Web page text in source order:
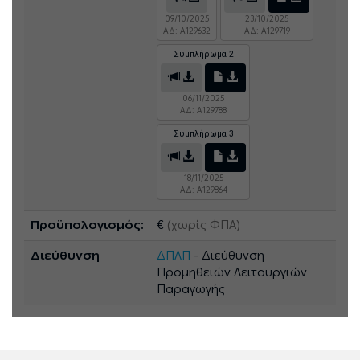
09/10/2025
ΑΔ: A129632
23/10/2025
ΑΔ: A129719
Συμπλήρωμα 2
06/11/2025
ΑΔ: A129788
Συμπλήρωμα 3
18/11/2025
ΑΔ: A129864
Προϋπολογισμός: € (χωρίς ΦΠΑ)
Διεύθυνση ΔΠΛΠ - Διεύθυνση
Προμηθειών Λειτουργιών
Παραγωγής